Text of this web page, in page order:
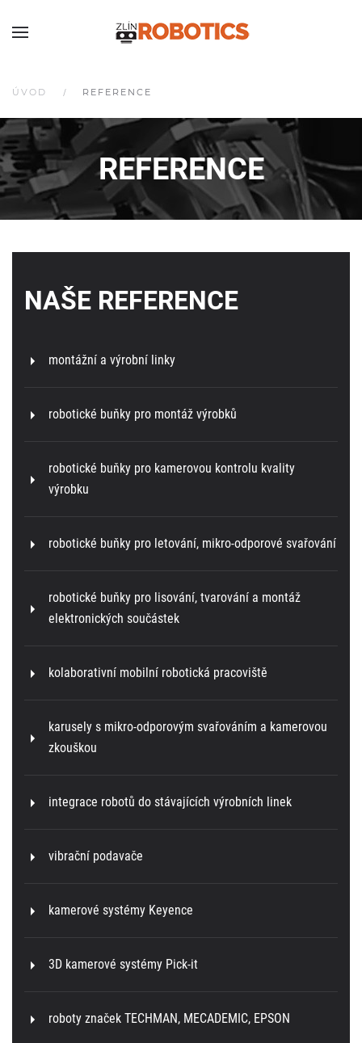
ÚVOD REFERENCE
REFERENCE
NAŠE REFERENCE
montážní a výrobní linky
robotické buňky pro montáž výrobků
robotické buňky pro kamerovou kontrolu kvality
výrobku
robotické buňky pro letování, mikro-odporové svařování
robotické buňky pro lisování, tvarování a montáž
elektronických součástek
kolaborativní mobilní robotická pracoviště
karusely s mikro-odporovým svařováním a kamerovou
zkouškou
integrace robotů do stávajících výrobních linek
vibrační podavače
kamerové systémy Keyence
3D kamerové systémy Pick-it
roboty značek TECHMAN, MECADEMIC, EPSON